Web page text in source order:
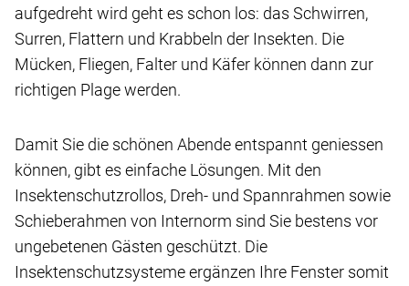
aufgedreht wird geht es schon los: das Schwirren,
Surren, Flattern und Krabbeln der Insekten. Die
Mücken, Fliegen, Falter und Käfer können dann zur
richtigen Plage werden.
Damit Sie die schönen Abende entspannt geniessen
können, gibt es einfache Lösungen. Mit den
Insektenschutzrollos, Dreh- und Spannrahmen sowie
Schieberahmen von Internorm sind Sie bestens vor
ungebetenen Gästen geschützt. Die
Insektenschutzsysteme ergänzen Ihre Fenster somit